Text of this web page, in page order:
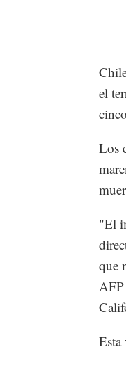
el
Los
"El
que
AFP